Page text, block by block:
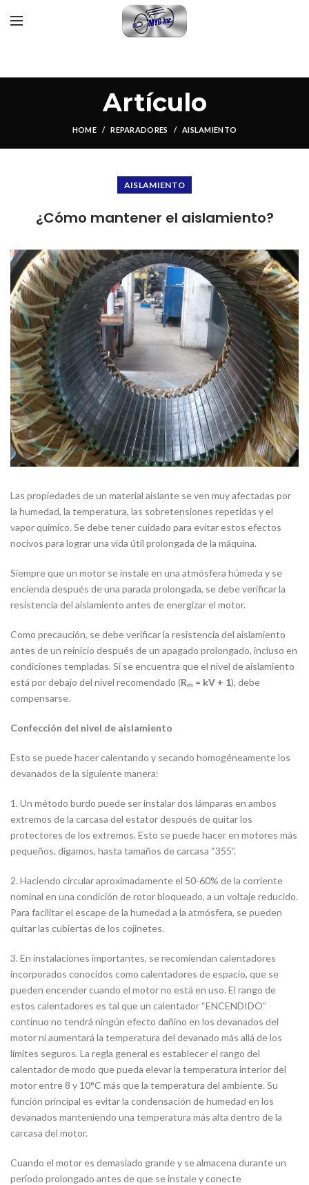
Artículo
HOME REPARADORES AISLAMIENTO
AISLAMIENTO
¿Cómo mantener el aislamiento?
Las propiedades de un material aislante se ven muy afectadas por
la humedad, la temperatura, las sobretensiones repetidas y el
vapor químico. Se debe tener cuidado para evitar estos efectos
nocivos para lograr una vida útil prolongada de la máquina.
Siempre que un motor se instale en una atmósfera húmeda y se
encienda después de una parada prolongada, se debe verificar la
resistencia del aislamiento antes de energizar el motor.
Como precaución, se debe verificar la resistencia del aislamiento
antes de un reinicio después de un apagado prolongado, incluso en
condiciones templadas. Si se encuentra que el nivel de aislamiento
está por debajo del nivel recomendado (Rm = kV + 1), debe
compensarse.
Confección del nivel de aislamiento
Esto se puede hacer calentando y secando homogéneamente los
devanados de la siguiente manera:
1. Un método burdo puede ser instalar dos lámparas en ambos
extremos de la carcasa del estator después de quitar los
protectores de los extremos. Esto se puede hacer en motores más
pequeños, digamos, hasta tamaños de carcasa “355”.
2. Haciendo circular aproximadamente el 50-60% de la corriente
nominal en una condición de rotor bloqueado, a un voltaje reducido.
Para facilitar el escape de la humedad a la atmósfera, se pueden
quitar las cubiertas de los cojinetes.
3. En instalaciones importantes, se recomiendan calentadores
incorporados conocidos como calentadores de espacio, que se
pueden encender cuando el motor no está en uso. El rango de
estos calentadores es tal que un calentador “ENCENDIDO”
continuo no tendrá ningún efecto dañino en los devanados del
motor ni aumentará la temperatura del devanado más allá de los
límites seguros. La regla general es establecer el rango del
calentador de modo que pueda elevar la temperatura interior del
motor entre 8 y 10°C más que la temperatura del ambiente. Su
función principal es evitar la condensación de humedad en los
devanados manteniendo una temperatura más alta dentro de la
carcasa del motor.
Cuando el motor es demasiado grande y se almacena durante un
período prolongado antes de que se instale y conecte